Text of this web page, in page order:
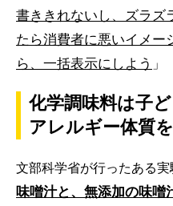
書ききれないし、ズラズ
たら消費者に悪いイメー
ら、一括表示にしよう 」
化学調味料は子
アレルギー体質
文部科学省が行ったある実
味噌汁と、無添加の味噌